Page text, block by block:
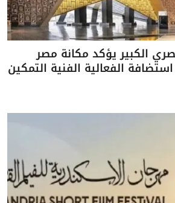
الكبير يؤكد مكانة مصر
الفعالية الفنية التمكين